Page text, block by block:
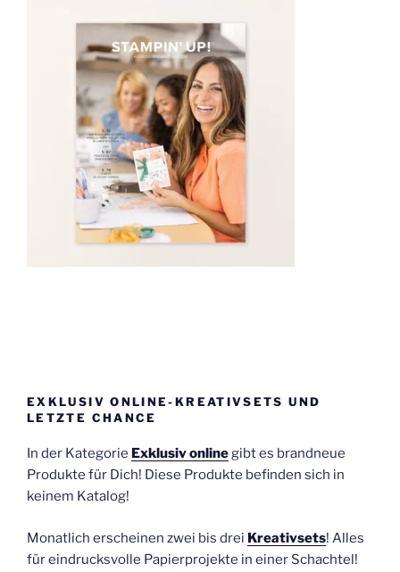
EXKLUSIV ONLINE-KREATIVSETS UND
LETZTE CHANCE
In der Kategorie Exklusiv onlinegibt es brandneue
Produkte für Dich! Diese Produkte befinden sich in
keinem Katalog!
Monatlich erscheinen zwei bis drei Kreativsets! Alles
für eindrucksvolle Papierprojekte in einer Schachtel!